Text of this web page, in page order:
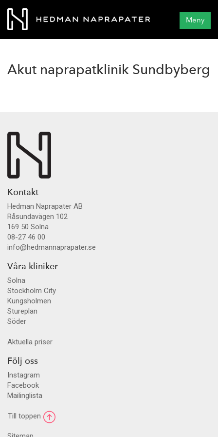
Meny
Akut naprapatklinik Sundbyberg
Kontakt
Hedman Naprapater AB
Råsundavägen 102
169 50 Solna
08-27 46 00
info@hedmannaprapater.se
Våra kliniker
Solna
Stockholm City
Kungsholmen
Stureplan
Söder
Aktuella priser
Följ oss
Instagram
Facebook
Mailinglista
Till toppen